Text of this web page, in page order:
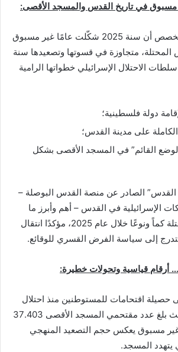
أظهر تقرير توثيقي متخصص أن سنة 2025 شكّلت عامًا غير مسبوق
المحتلة، متجاوزة في قسوتها وتصعيدها سنة
الاحتلال الإسرائيلي خطواتها الرامية
دولة فلسطينية؛
على مدينة القدس؛
القائم” في المسجد الأقصى بشكل
القدس” الصادر عن منصة القدس البوصلة –
الإسرائيلية في القدس – أهم وأبرز ما
جرى في المدينة المحتلة كماً ونوعًا خلال عام 2025، مؤكدًا انتقال
إلى سياسة الفرض القسري للوقائع.
أرقام قياسية وتحولات خطيرة:
2025 أعلى حصيلة اقتحامات للمستوطنين منذ احتلال
القدس عام 1967، حيث بلغ عدد مقتحمي المسجد الأقصى 37.403
مسبوق يعكس حجم التصعيد المنهجي
يتهدد المسجد.